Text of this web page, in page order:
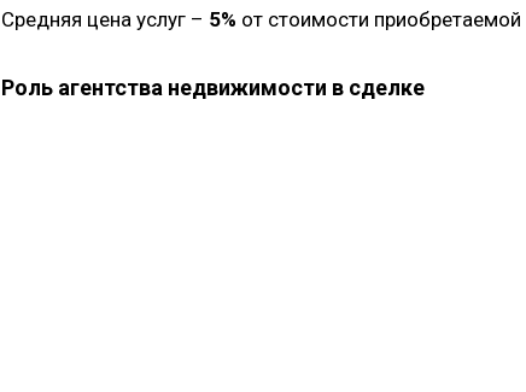
Средняя цена услуг – 5% от стоимости приобретаемой
Роль агентства недвижимости в сделке